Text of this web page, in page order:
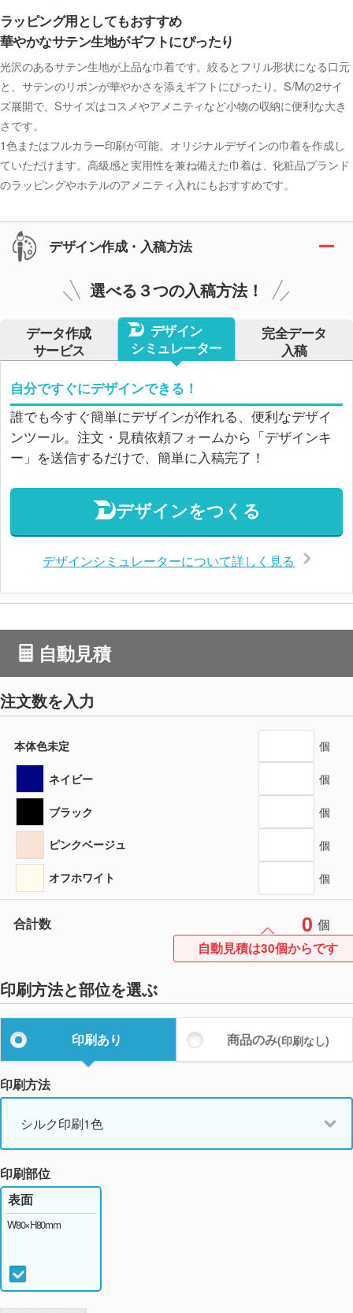
ラッピング用としてもおすすめ
華やかなサテン生地がギフトにぴったり
光沢のあるサテン生地が上品な巾着です。絞るとフリル形状になる口元
と、サテンのリボンが華やかさを添えギフトにぴったり。S/Mの2サイ
ズ展開で、Sサイズはコスメやアメニティなど小物の収納に便利な大き
さです。
1色またはフルカラー印刷が可能。オリジナルデザインの巾着を作成し
ていただけます。高級感と実用性を兼ね備えた巾着は、化粧品ブランド
のラッピングやホテルのアメニティ入れにもおすすめです。
デザイン作成・入稿方法
選べる３つの入稿方法！
データ作成
サービス
デザイン
シミュレーター
完全データ
入稿
自分ですぐにデザインできる！
誰でも今すぐ簡単にデザインが作れる、便利なデザイ
ンツール。注文・見積依頼フォームから「デザインキ
ー」を送信するだけで、簡単に入稿完了！
デザインをつくる
デザインシミュレーターについて詳しく見る
自動見積
注文数を入力
本体色未定 個
ネイビー 個
ブラック 個
ピンクベージュ 個
オフホワイト 個
合計数 0 個
自動見積は30個からです
印刷方法と部位を選ぶ
印刷あり 商品のみ(印刷なし)
印刷方法
シルク印刷1色
印刷部位
表面
W80×H80mm